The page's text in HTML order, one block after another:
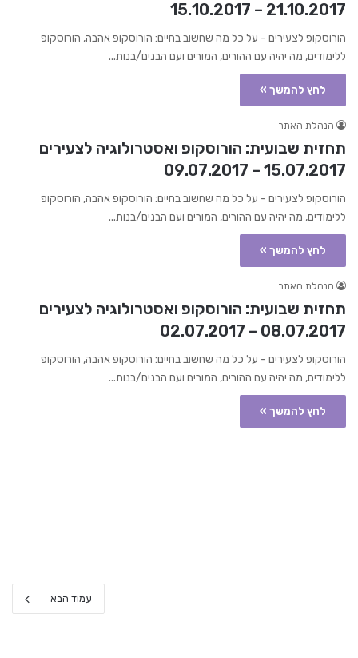
21.10.2017 – 15.10.2017
הורוסקופ לצעירים - על כל מה שחשוב בחיים: הורוסקופ אהבה, הורוסקופ
ללימודים, מה יהיה עם ההורים, המורים ועם הבנים/בנות...
לחץ להמשך »
הנהלת האתר
תחזית שבועית: הורוסקופ ואסטרולוגיה לצעירים
15.07.2017 – 09.07.2017
הורוסקופ לצעירים - על כל מה שחשוב בחיים: הורוסקופ אהבה, הורוסקופ
ללימודים, מה יהיה עם ההורים, המורים ועם הבנים/בנות...
לחץ להמשך »
הנהלת האתר
תחזית שבועית: הורוסקופ ואסטרולוגיה לצעירים
08.07.2017 – 02.07.2017
הורוסקופ לצעירים - על כל מה שחשוב בחיים: הורוסקופ אהבה, הורוסקופ
ללימודים, מה יהיה עם ההורים, המורים ועם הבנים/בנות...
לחץ להמשך »
עמוד הבא